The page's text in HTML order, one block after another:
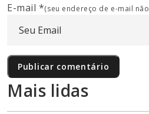
E-mail *(seu endereço de e-mail
Mais lidas